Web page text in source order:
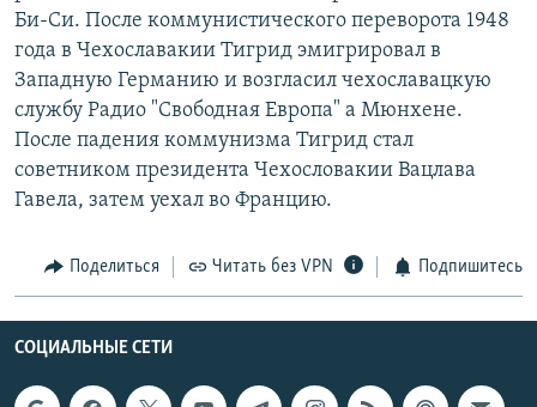
Все сайты РСЕ/РС
Би-Си. После коммунистического переворота 1948
года в Чехославакии Тигрид эмигрировал в
Западную Германию и возгласил чехославацкую
службу Радио "Свободная Европа" а Мюнхене.
После падения коммунизма Тигрид стал
советником президента Чехословакии Вацлава
Гавела, затем уехал во Францию.
Поделиться Читать без VPN Подпишитесь
СОЦИАЛЬНЫЕ СЕТИ